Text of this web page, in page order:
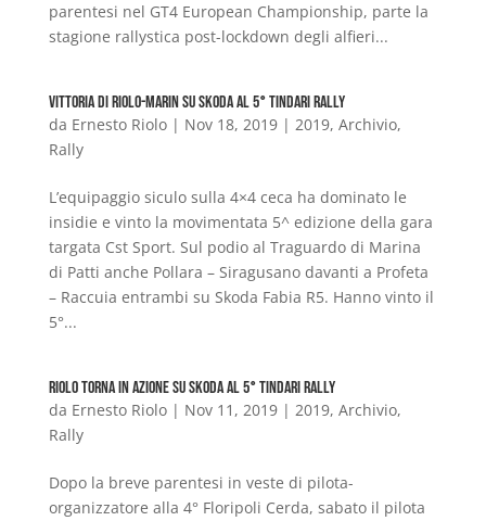
parentesi nel GT4 European Championship, parte la
stagione rallystica post-lockdown degli alfieri...
Vittoria di Riolo-Marin su Skoda al 5° Tindari Rally
da Ernesto Riolo| Nov 18, 2019| 2019, Archivio,
Rally
L’equipaggio siculo sulla 4×4 ceca ha dominato le
insidie e vinto la movimentata 5^ edizione della gara
targata Cst Sport. Sul podio al Traguardo di Marina
di Patti anche Pollara – Siragusano davanti a Profeta
– Raccuia entrambi su Skoda Fabia R5. Hanno vinto il
5°...
Riolo torna in azione su Skoda al 5° Tindari Rally
da Ernesto Riolo| Nov 11, 2019| 2019, Archivio,
Rally
Dopo la breve parentesi in veste di pilota-
organizzatore alla 4° Floripoli Cerda, sabato il pilota